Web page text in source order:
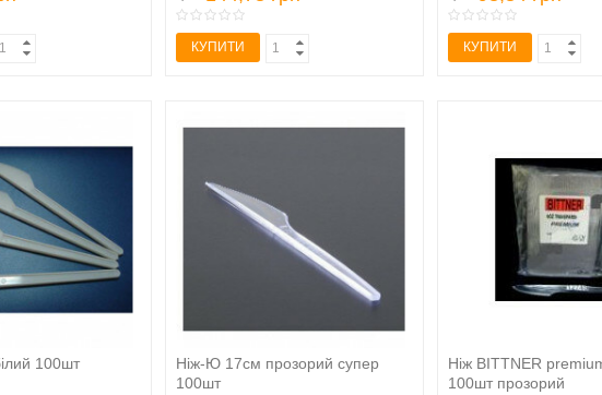
КУПИТИ КУПИТИ
100шт
Ніж-Ю 17см прозорий супер
100шт
Ніж BITTNER
100шт прозорий